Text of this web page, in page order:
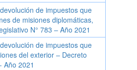
de impuestos que
de misiones diplomáticas,
N° 783 – Año 2021
de impuestos que
del exterior – Decreto
Año 2021